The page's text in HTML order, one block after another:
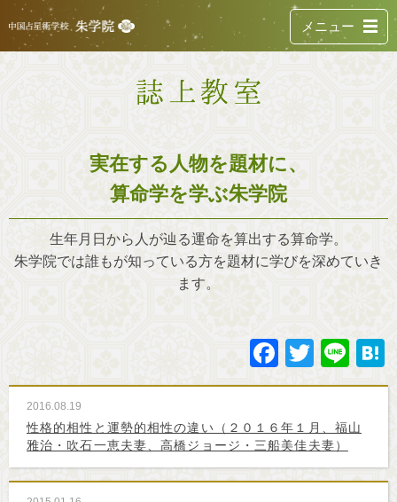
メニュー
実在する人物を題材に、
算命学を学ぶ朱学院
生年月日から人が辿る運命を算出する算命学。
朱学院では誰もが知っている方を題材に学びを深めていき
ます。
Twitter
2016.08.19
性格的相性と運勢的相性の違い（２０１６年１月、福山
雅治・吹石一恵夫妻、高橋ジョージ・三船美佳夫妻）